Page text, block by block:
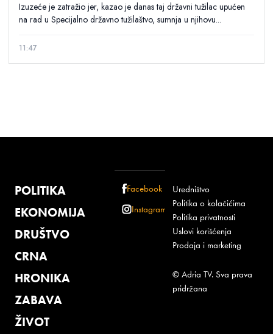
Izuzeće je zatražio jer, kazao je danas taj državni tužilac upućen
na rad u Specijalno državno tužilaštvo, sumnja u njihovu...
11:47
POLITIKA
EKONOMIJA
DRUŠTVO
CRNA
HRONIKA
ZABAVA
ŽIVOT
Facebook
Instagram
Uredništvo
Politika o kolačićima
Politika privatnosti
Uslovi korišćenja
Prodaja i marketing
© Adria TV. Sva prava
pridržana